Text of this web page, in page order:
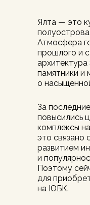
За
повысились
комплексы
это связано
развитием
и
Поэтому
для
на ЮБК.
Ялта — это
Атмосфера
прошлого и
архитектура
памятники и
о